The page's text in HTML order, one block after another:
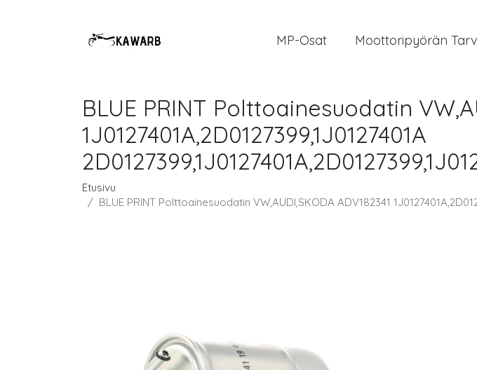
MP-Osat Moottoripyörän
BLUE PRINT Polttoainesuodatin
1J0127401A,2D0127399,1J0127401A
Etusivu
BLUE PRINT Polttoainesuodatin VW,AUDI,SKODA ADV182341